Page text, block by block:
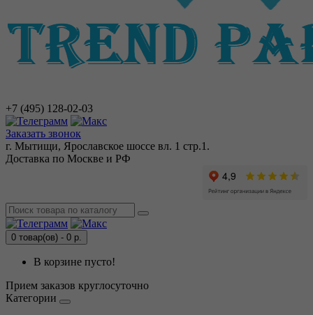
+7 (495) 128-02-03
Заказать звонок
г. Мытищи, Ярославское шоссе вл. 1 стр.1.
Доставка по Москве и РФ
0 товар(ов) - 0 р.
В корзине пусто!
Прием заказов круглосуточно
Категории